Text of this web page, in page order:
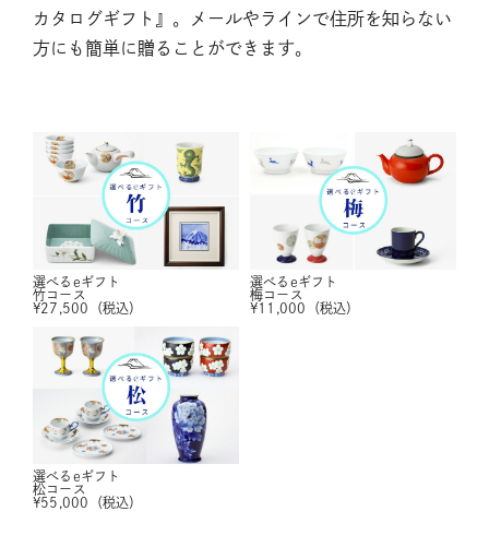
カタログギフト』。メールやラインで住所を知らない
方にも簡単に贈ることができます。
選べるeギフト
竹コース
¥27,500 （税込）
選べるeギフト
梅コース
¥11,000 （税込）
選べるeギフト
松コース
¥55,000 （税込）